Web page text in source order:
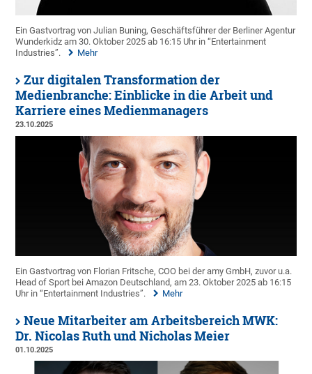
Ein Gastvortrag von Julian Buning, Geschäftsführer der Berliner Agentur
Wunderkidz am 30. Oktober 2025 ab 16:15 Uhr in “Entertainment
Industries”.
Mehr
Zur digitalen Transformation der
Medienbranche: Einblicke in die Arbeit und
Karriere eines Medienmanagers
23.10.2025
Ein Gastvortrag von Florian Fritsche, COO bei der amy GmbH, zuvor u.a.
Head of Sport bei Amazon Deutschland, am 23. Oktober 2025 ab 16:15
Uhr in “Entertainment Industries”.
Mehr
Neue Mitarbeiter am Arbeitsbereich MWK:
Dr. Nicolas Ruth und Nicholas Meier
01.10.2025